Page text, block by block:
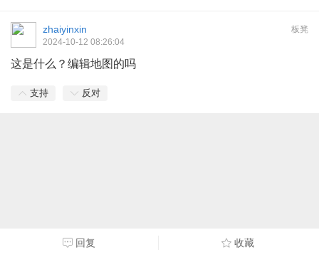
板凳
zhaiyinxin
2024-10-12 08:26:04
这是什么？编辑地图的吗
支持 反对
回复 收藏